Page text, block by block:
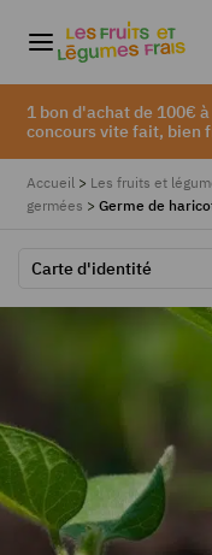
1 bon d'achat de 100€
concours vite fait, bien
Accueil > Les fruits et
germées > Germe de
Carte d'identité